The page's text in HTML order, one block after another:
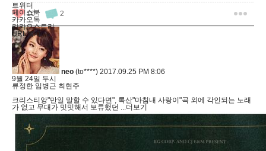
10 2
트위터
페이스북
카카오톡
카카오스토리
URL복사
neo (to****) 2017.09.25 PM 8:06
9월 24일 두시
류정한 임병근 최현주
크리스티앙"만일 말할 수 있다면", 록산"마침내 사랑이"곡 외에 각인되는 노래
가 없고 무대가 밋밋해서 보류했던
...더보기